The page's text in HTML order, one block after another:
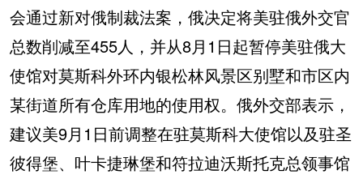
会通过新对俄制裁法案，俄决定将美驻俄外交官
总数削减至455人，并从8月1日起暂停美驻俄大
使馆对莫斯科外环内银松林风景区别墅和市区内
某街道所有仓库用地的使用权。俄外交部表示，
建议美9月1日前调整在驻莫斯科大使馆以及驻圣
彼得堡、叶卡捷琳堡和符拉迪沃斯托克总领事馆